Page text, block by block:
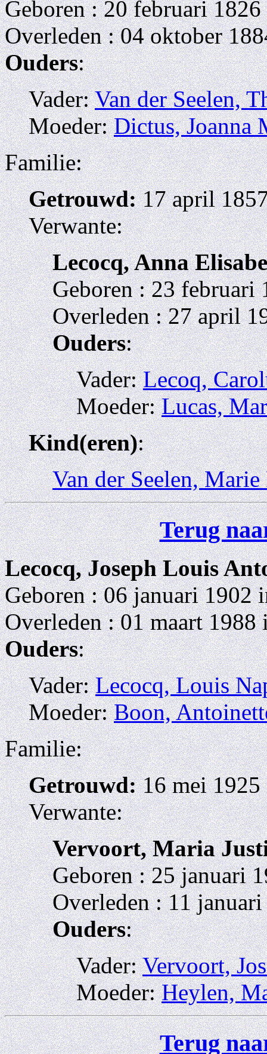
Geboren : 20 februari
Overleden : 04 oktober
Ouders:
Vader:Van der Seelen,
Moeder:Dictus, Joanna
Familie:
Getrouwd:17 april
Verwante:
Lecocq, Anna
Geboren : 23 februari
Overleden : 27 april
Ouders:
Vader:Lecoq,
Moeder:Lucas,
Kind(eren):
Van der Seelen,
Terug
Lecocq, Joseph Louis
Geboren : 06 januari 1902
Overleden : 01 maart 1988
Ouders:
Vader:Lecocq, Louis
Moeder:Boon,
Familie:
Getrouwd:16 mei 1925
Verwante:
Vervoort, Maria
Geboren : 25 januari
Overleden : 11
Ouders:
Vader:Vervoort,
Moeder:Heylen,
Terug